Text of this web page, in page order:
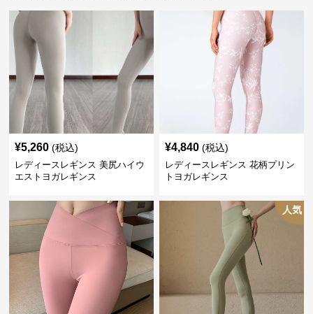
¥5,260 (税込)
レディースレギンス 美尻ハイウ
エストヨガレギンス
¥4,840 (税込)
レディースレギンス 花柄プリン
トヨガレギンス
人気